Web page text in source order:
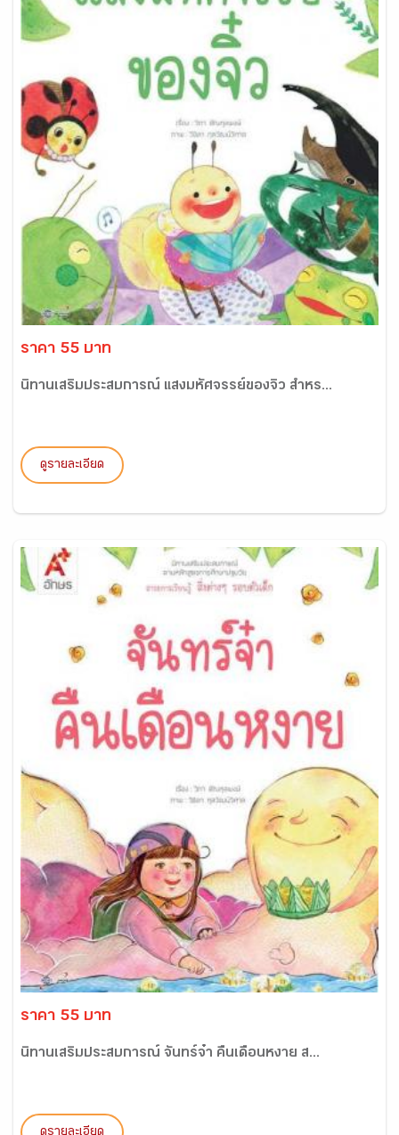
ราคา 55 บาท
นิทานเสริมประสบการณ์ แสงมหัศจรรย์ของจิ๋ว สำหร...
ดูรายละเอียด
ราคา 55 บาท
นิทานเสริมประสบการณ์ จันทร์จ๋า คืนเดือนหงาย ส...